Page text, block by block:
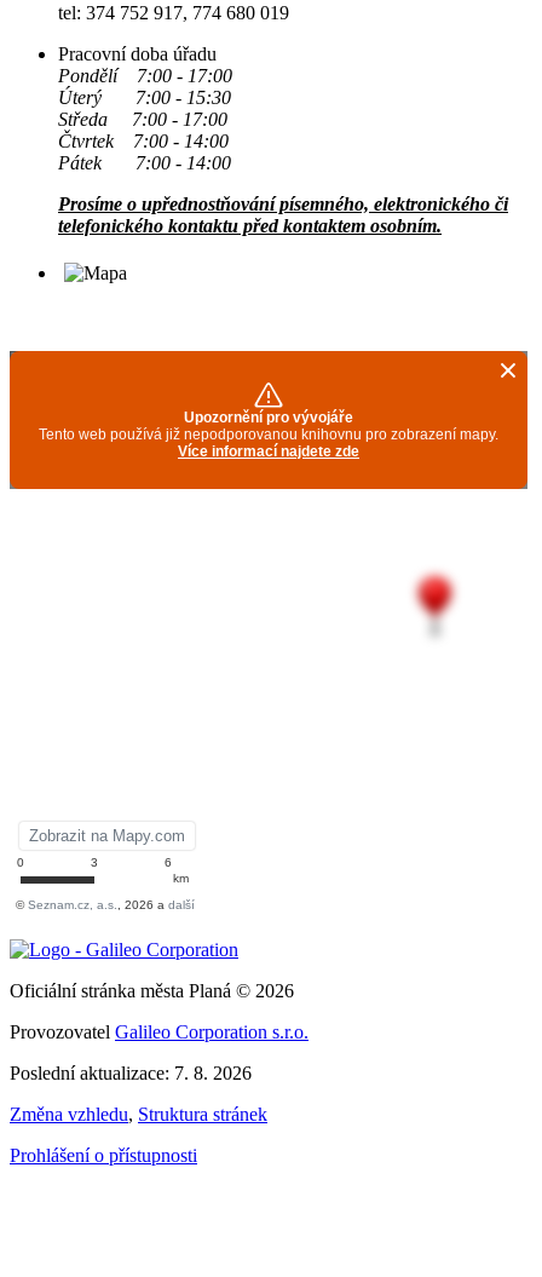
tel: 374 752 917, 774 680 019
Pracovní doba úřadu
Pondělí 7:00 - 17:00
Úterý 7:00 - 15:30
Středa 7:00 - 17:00
Čtvrtek 7:00 - 14:00
Pátek 7:00 - 14:00
Prosíme o upřednostňování písemného, elektronického či
telefonického kontaktu před kontaktem osobním.
Oficiální stránka města Planá © 2026
Provozovatel Galileo Corporation s.r.o.
Poslední aktualizace: 7. 8. 2026
Změna vzhledu, Struktura stránek
Prohlášení o přístupnosti